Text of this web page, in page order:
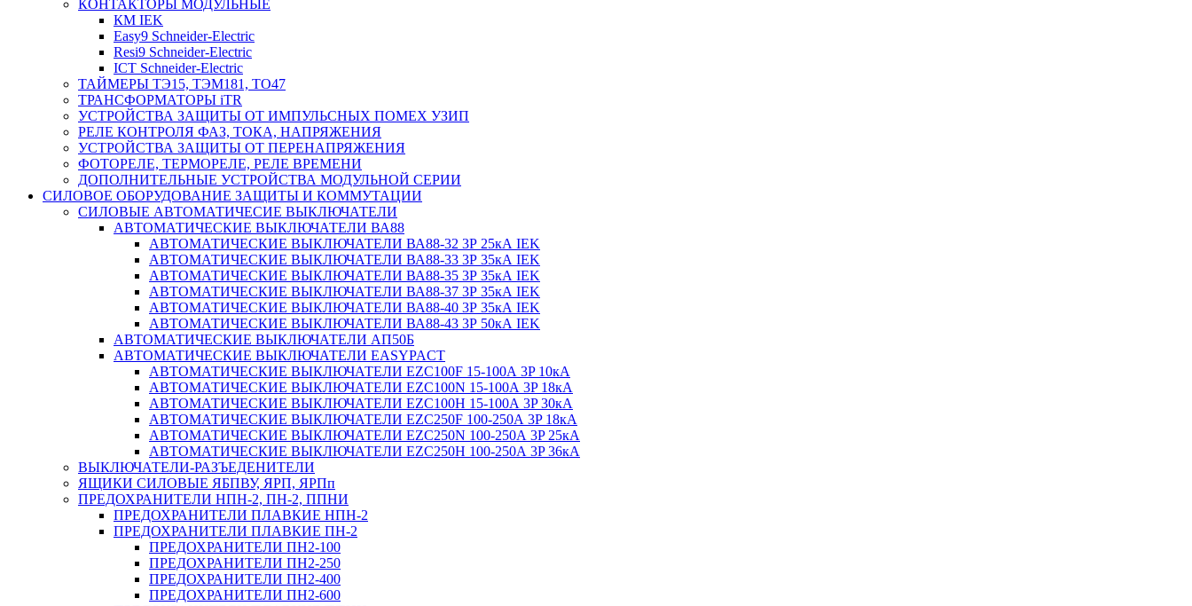
КОНТАКТОРЫ МОДУЛЬНЫЕ
КМ IEK
Easy9 Schneider-Electric
Resi9 Schneider-Electric
ICT Schneider-Electric
ТАЙМЕРЫ ТЭ15, ТЭМ181, ТО47
ТРАНСФОРМАТОРЫ iTR
УСТРОЙСТВА ЗАЩИТЫ ОТ ИМПУЛЬСНЫХ ПОМЕХ УЗИП
РЕЛЕ КОНТРОЛЯ ФАЗ, ТОКА, НАПРЯЖЕНИЯ
УСТРОЙСТВА ЗАЩИТЫ ОТ ПЕРЕНАПРЯЖЕНИЯ
ФОТОРЕЛЕ, ТЕРМОРЕЛЕ, РЕЛЕ ВРЕМЕНИ
ДОПОЛНИТЕЛЬНЫЕ УСТРОЙСТВА МОДУЛЬНОЙ СЕРИИ
СИЛОВОЕ ОБОРУДОВАНИЕ ЗАЩИТЫ И КОММУТАЦИИ
СИЛОВЫЕ АВТОМАТИЧЕСИЕ ВЫКЛЮЧАТЕЛИ
АВТОМАТИЧЕСКИЕ ВЫКЛЮЧАТЕЛИ ВА88
АВТОМАТИЧЕСКИЕ ВЫКЛЮЧАТЕЛИ ВА88-32 3Р 25кА IEK
АВТОМАТИЧЕСКИЕ ВЫКЛЮЧАТЕЛИ ВА88-33 3Р 35кА IEK
АВТОМАТИЧЕСКИЕ ВЫКЛЮЧАТЕЛИ ВА88-35 3Р 35кА IEK
АВТОМАТИЧЕСКИЕ ВЫКЛЮЧАТЕЛИ ВА88-37 3Р 35кА IEK
АВТОМАТИЧЕСКИЕ ВЫКЛЮЧАТЕЛИ ВА88-40 3Р 35кА IEK
АВТОМАТИЧЕСКИЕ ВЫКЛЮЧАТЕЛИ ВА88-43 3Р 50кА IEK
АВТОМАТИЧЕСКИЕ ВЫКЛЮЧАТЕЛИ АП50Б
АВТОМАТИЧЕСКИЕ ВЫКЛЮЧАТЕЛИ EASYPACT
АВТОМАТИЧЕСКИЕ ВЫКЛЮЧАТЕЛИ EZC100F 15-100А 3P 10кА
АВТОМАТИЧЕСКИЕ ВЫКЛЮЧАТЕЛИ EZC100N 15-100А 3P 18кА
АВТОМАТИЧЕСКИЕ ВЫКЛЮЧАТЕЛИ EZC100H 15-100А 3P 30кА
АВТОМАТИЧЕСКИЕ ВЫКЛЮЧАТЕЛИ EZC250F 100-250А 3P 18кА
АВТОМАТИЧЕСКИЕ ВЫКЛЮЧАТЕЛИ EZC250N 100-250А 3P 25кА
АВТОМАТИЧЕСКИЕ ВЫКЛЮЧАТЕЛИ EZC250H 100-250А 3P 36кА
ВЫКЛЮЧАТЕЛИ-РАЗЪЕДЕНИТЕЛИ
ЯЩИКИ СИЛОВЫЕ ЯБПВУ, ЯРП, ЯРПп
ПРЕДОХРАНИТЕЛИ НПН-2, ПН-2, ППНИ
ПРЕДОХРАНИТЕЛИ ПЛАВКИЕ НПН-2
ПРЕДОХРАНИТЕЛИ ПЛАВКИЕ ПН-2
ПРЕДОХРАНИТЕЛИ ПН2-100
ПРЕДОХРАНИТЕЛИ ПН2-250
ПРЕДОХРАНИТЕЛИ ПН2-400
ПРЕДОХРАНИТЕЛИ ПН2-600